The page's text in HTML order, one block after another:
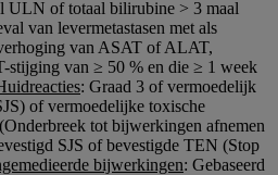
ULN of totaal bilirubine > 3 maal
van levermetastasen met als
van ASAT of ALAT,
stijging van ≥ 50 % en die ≥ 1 week
: Graad 3 of vermoedelijk
of vermoedelijke toxische
tot bijwerkingen afnemen
SJS of bevestigde TEN (Stop
bijwerkingen: Gebaseerd